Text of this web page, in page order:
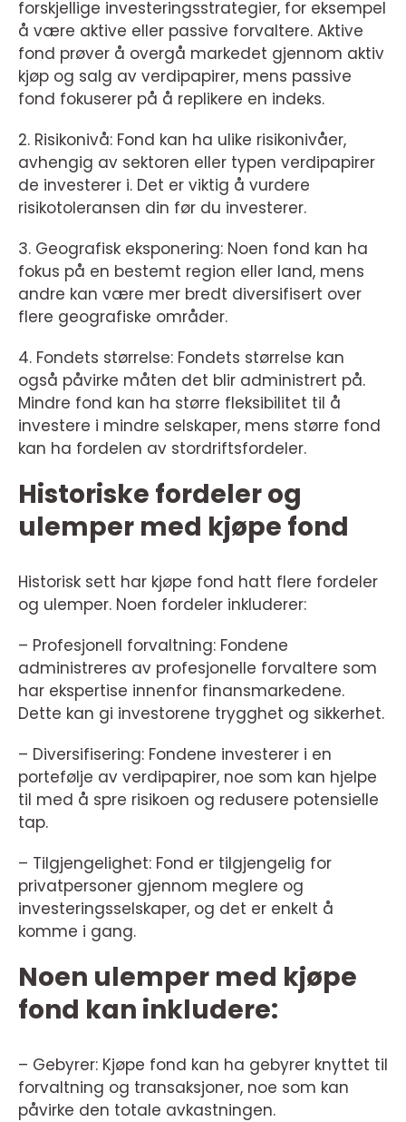
forskjellige investeringsstrategier, for eksempel
å være aktive eller passive forvaltere. Aktive
fond prøver å overgå markedet gjennom aktiv
kjøp og salg av verdipapirer, mens passive
fond fokuserer på å replikere en indeks.
2. Risikonivå: Fond kan ha ulike risikonivåer,
avhengig av sektoren eller typen verdipapirer
de investerer i. Det er viktig å vurdere
risikotoleransen din før du investerer.
3. Geografisk eksponering: Noen fond kan ha
fokus på en bestemt region eller land, mens
andre kan være mer bredt diversifisert over
flere geografiske områder.
4. Fondets størrelse: Fondets størrelse kan
også påvirke måten det blir administrert på.
Mindre fond kan ha større fleksibilitet til å
investere i mindre selskaper, mens større fond
kan ha fordelen av stordriftsfordeler.
Historiske fordeler og
ulemper med kjøpe fond
Historisk sett har kjøpe fond hatt flere fordeler
og ulemper. Noen fordeler inkluderer:
– Profesjonell forvaltning: Fondene
administreres av profesjonelle forvaltere som
har ekspertise innenfor finansmarkedene.
Dette kan gi investorene trygghet og sikkerhet.
– Diversifisering: Fondene investerer i en
portefølje av verdipapirer, noe som kan hjelpe
til med å spre risikoen og redusere potensielle
tap.
– Tilgjengelighet: Fond er tilgjengelig for
privatpersoner gjennom meglere og
investeringsselskaper, og det er enkelt å
komme i gang.
Noen ulemper med kjøpe
fond kan inkludere:
– Gebyrer: Kjøpe fond kan ha gebyrer knyttet til
forvaltning og transaksjoner, noe som kan
påvirke den totale avkastningen.